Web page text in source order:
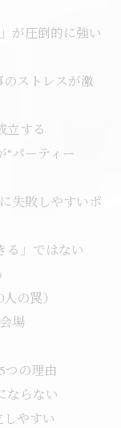
が圧倒的に強い
ストレスが激
立する
パーティー
失敗しやすいポ
る」ではない
の罠）
場
つの理由
ならない
やすい